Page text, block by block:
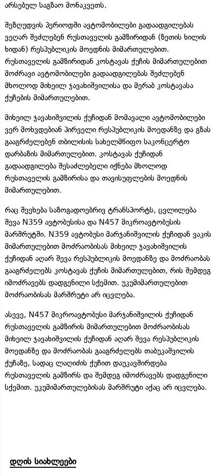
არსებულ საგზაო მონაკვეთს.
შეზღუდვის პერიოდში ავტომობილები გადაადგილებას
ვეღარ შეძლებენ რუსთაველის გამზირიდან (ზეთის ხილის
ხიდან) რესპუბლიკის მოედნის მიმართულებით.
რუსთაველის გამზირიდან კოსტავას ქუჩის მიმართულებით
მოძრავი ავტომობილები გადაადგილებას შეძლებენ
მხოლოდ მიხეილ ჯავახიშვილისა და მერაბ კოსტავასა
ქუჩების მიმართულებით.
მიხეილ ჯავახიშვილის ქუჩიდან მომავალი ავტომობილები
ვერ მოხვდებიან პირველი რესპუბლიკის მოედანზე და გზას
გააგრძელებენ თბილისის სახელმწიფო საკონცერტო
დარბაზის მიმართულებით. კოსტავას ქუჩიდან
გადაადგილება შესაძლებელი იქნება მხოლოდ
რუსთაველის გამზირისა და თავისუფლების მოედნის
მიმართულებით.
რაც შეეხება საზოგადოებრივ ტრანსპორტს, ცვლილება
შევა N359 ავტობუსისა და N457 მიკროავტობუსის
მარშრუტში. N359 ავტობუსი მარჯანიშვილის ქუჩიდან ვაკის
მიმართულებით მოძრაობისას მიხეილ ჯავახიშვილის
ქუჩიდან აღარ შევა რესპუბლიკის მოედანზე და მოძრაობას
გააგრძელებს კოსტავას ქუჩის მიმართულებით, რის შემდეგ
იმოძრავებს დადგენილი სქემით. უკუმიმართულებით
მოძრაობისას მარშრუტი არ იცვლება.
ასევე, N457 მიკროავტობუსი მარჯანიშვილის ქუჩიდან
რუსთაველის გამზირის მიმართულებით მოძრაობისას
მიხეილ ჯავახიშვილის ქუჩიდან აღარ შევა რესპუბლიკის
მოედანზე და მოძრაობას გააგრძელებს თაბუკაშვილის
ქუჩაზე, სადაც ლაღიძის ქუჩით დაუკავშირდება
რუსთაველის გამზირს და შემდეგ იმოძრავებს დადგენილი
სქემით. უკუმიმართულებისას მარშრუტი აქაც არ იცვლება.
დღის სიახლეები